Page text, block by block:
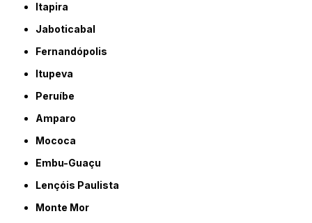
Itapira
Jaboticabal
Fernandópolis
Itupeva
Peruíbe
Amparo
Mococa
Embu-Guaçu
Lençóis Paulista
Monte Mor